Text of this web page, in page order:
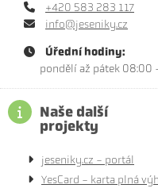
+420 583 283 117
info@jeseniky.cz
Úřední hodiny:
pondělí až pátek 08:00
Naše další
projekty
jeseniky.cz - portál
YesCard - karta plná